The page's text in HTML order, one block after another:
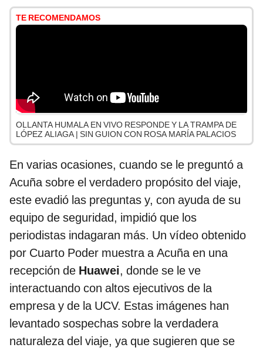
TE RECOMENDAMOS
OLLANTA HUMALA EN VIVO RESPONDE Y LA TRAMPA DE
LÓPEZ ALIAGA | SIN GUION CON ROSA MARÍA PALACIOS
En varias ocasiones, cuando se le preguntó a
Acuña sobre el verdadero propósito del viaje,
este evadió las preguntas y, con ayuda de su
equipo de seguridad, impidió que los
periodistas indagaran más. Un vídeo obtenido
por Cuarto Poder muestra a Acuña en una
recepción de Huawei, donde se le ve
interactuando con altos ejecutivos de la
empresa y de la UCV. Estas imágenes han
levantado sospechas sobre la verdadera
naturaleza del viaje, ya que sugieren que se